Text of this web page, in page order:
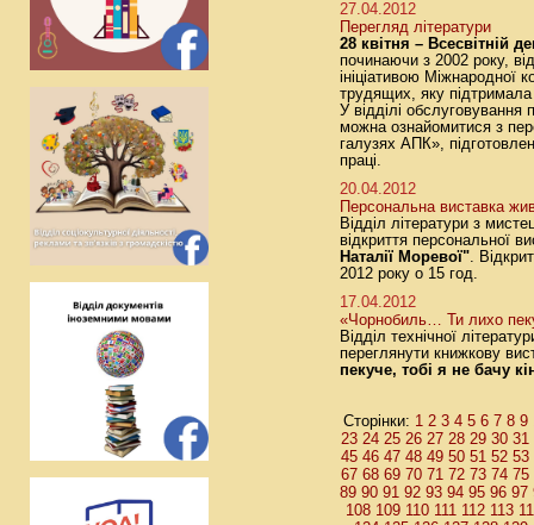
27.04.2012
Перегляд літератури
28 квітня – Всесвітній
починаючи з 2002 року,
ініціативою Міжнародної
трудящих, яку
У відділі обслуговування
можна ознайомитися з
галузях АПК»,
праці.
20.04.2012
Персональна виставка
Відділ літератури з
відкриття персональної
Наталії Моревої".
2012 року о 15 год.
17.04.2012
«Чорнобиль… Ти лихо
Відділ технічної
переглянути книжкову
пекуче, тобі я не бачу
Сторінки: 1 2 3 4 5 6 7 8 9
23 24 25 26 27 28 29 30 31
45 46 47 48 49 50 51 52 53
67 68 69 70 71 72 73 74 75
89 90 91 92 93 94 95 96 97
108 109 110 111 112 113